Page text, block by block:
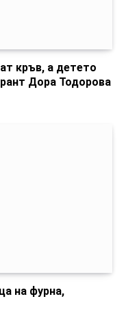
кръв, а детето
Дора Тодорова
на фурна,